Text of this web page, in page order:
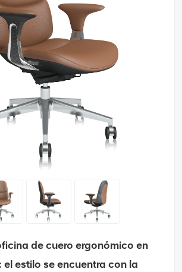
de cuero ergonómico en
estilo se encuentra con la